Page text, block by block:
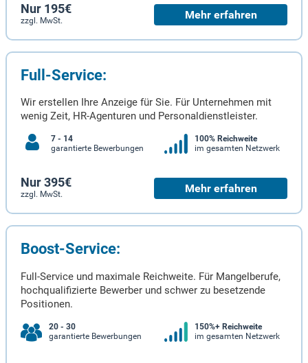
Nur 195€
zzgl. MwSt. Mehr erfahren
Full-Service:
Wir erstellen Ihre Anzeige für Sie. Für Unternehmen mit
wenig Zeit, HR-Agenturen und Personaldienstleister.
7 - 14
garantierte Bewerbungen
100% Reichweite
im gesamten Netzwerk
Nur 395€
zzgl. MwSt. Mehr erfahren
Boost-Service:
Full-Service und maximale Reichweite. Für Mangelberufe,
hochqualifizierte Bewerber und schwer zu besetzende
Positionen.
20 - 30
garantierte Bewerbungen
150%+ Reichweite
im gesamten Netzwerk